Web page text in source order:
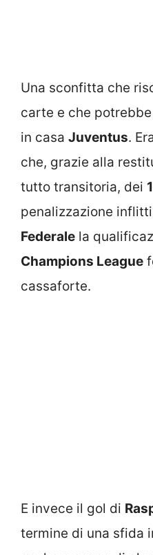
Una sconfitta che
carte e che
in casa Juventus.
che, grazie alla
tutto transitoria, dei
penalizzazione
Federale la
Champions League
cassaforte.
E invece il gol di
termine di una sfida